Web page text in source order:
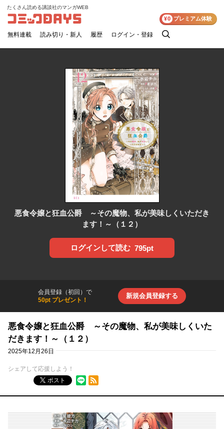
コミックDAYS
たくさん読める講談社のマンガWEB
無料連載 読み切り・新人 履歴 ログイン・登録
検
¥0 プレミアム体験
悪食令嬢と狂血公爵 ～その魔物、私が美味しくいただき
ます！～（１２）
ログインして読む 795pt
会員登録（初回）で
50pt プレゼント！
新規会員登録する
悪食令嬢と狂血公爵 ～その魔物、私が美味しくいた
だきます！～（１２）
2025年12月26日
シェアして応援しよう！
ポスト
RSSフィード